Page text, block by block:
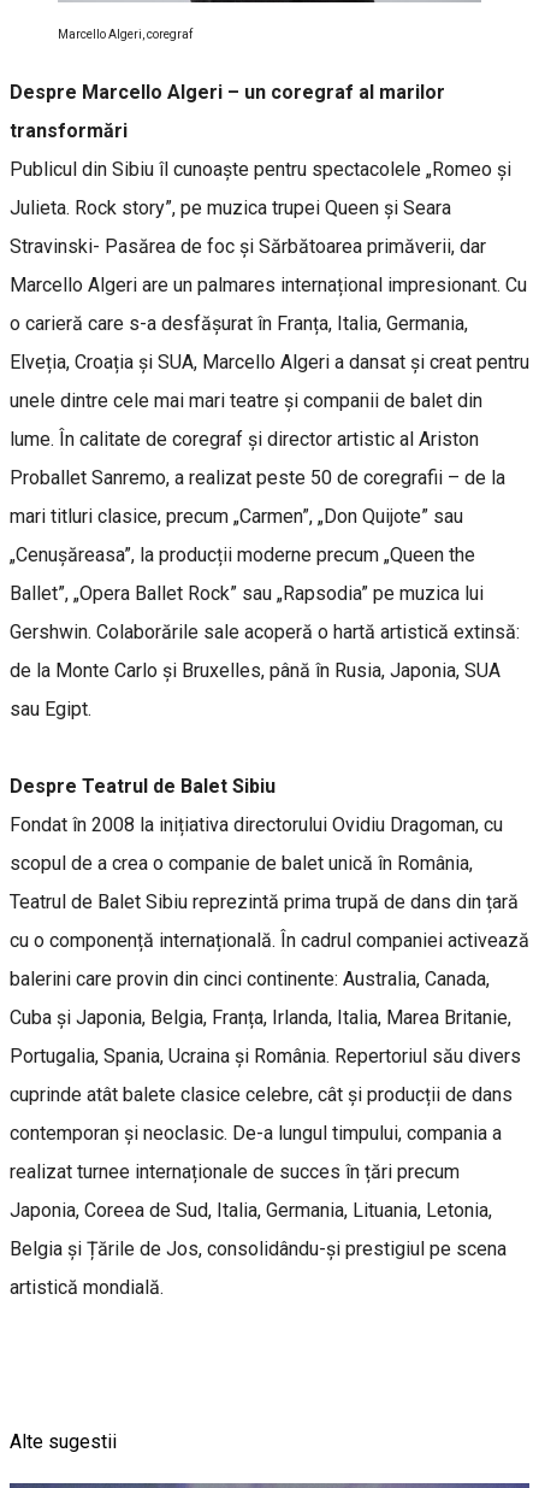
Marcello Algeri, coregraf
Despre Marcello Algeri – un coregraf al marilor
transformări
Publicul din Sibiu îl cunoaște pentru spectacolele „Romeo și
Julieta. Rock story”, pe muzica trupei Queen și Seara
Stravinski- Pasărea de foc și Sărbătoarea primăverii, dar
Marcello Algeri are un palmares internațional impresionant. Cu
o carieră care s-a desfășurat în Franța, Italia, Germania,
Elveția, Croația și SUA, Marcello Algeri a dansat și creat pentru
unele dintre cele mai mari teatre și companii de balet din
lume. În calitate de coregraf și director artistic al Ariston
Proballet Sanremo, a realizat peste 50 de coregrafii – de la
mari titluri clasice, precum „Carmen”, „Don Quijote” sau
„Cenușăreasa”, la producții moderne precum „Queen the
Ballet”, „Opera Ballet Rock” sau „Rapsodia” pe muzica lui
Gershwin. Colaborările sale acoperă o hartă artistică extinsă:
de la Monte Carlo și Bruxelles, până în Rusia, Japonia, SUA
sau Egipt.
Despre Teatrul de Balet Sibiu
Fondat în 2008 la inițiativa directorului Ovidiu Dragoman, cu
scopul de a crea o companie de balet unică în România,
Teatrul de Balet Sibiu reprezintă prima trupă de dans din țară
cu o componență internațională. În cadrul companiei activează
balerini care provin din cinci continente: Australia, Canada,
Cuba și Japonia, Belgia, Franța, Irlanda, Italia, Marea Britanie,
Portugalia, Spania, Ucraina și România. Repertoriul său divers
cuprinde atât balete clasice celebre, cât și producții de dans
contemporan și neoclasic. De-a lungul timpului, compania a
realizat turnee internaționale de succes în țări precum
Japonia, Coreea de Sud, Italia, Germania, Lituania, Letonia,
Belgia și Țările de Jos, consolidându-și prestigiul pe scena
artistică mondială.
Alte sugestii